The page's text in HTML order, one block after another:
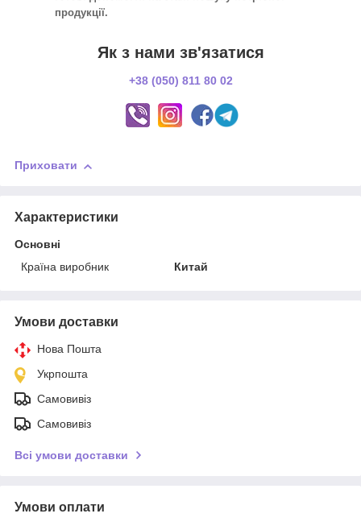
продукції.
Як з нами зв'язатися
+38 (050) 811 80 02
Приховати
Характеристики
Основні
Країна виробник
Китай
Умови доставки
Нова Пошта
Укрпошта
Самовивіз
Самовивіз
Всі умови доставки
Умови оплати